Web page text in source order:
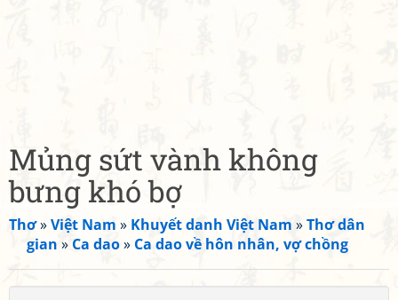
Mủng sứt vành không
bưng khó bợ
Thơ»Việt Nam » Khuyết danh Việt Nam »Thơ dân
gian » Ca dao» Ca dao về hôn nhân, vợ chồng